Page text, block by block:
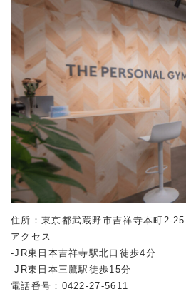
住所：東京都武蔵野市吉祥寺本町2-
アクセス
-JR東日本吉祥寺駅北口徒歩4分
-JR東日本三鷹駅徒歩15分
電話番号：0422-27-5611